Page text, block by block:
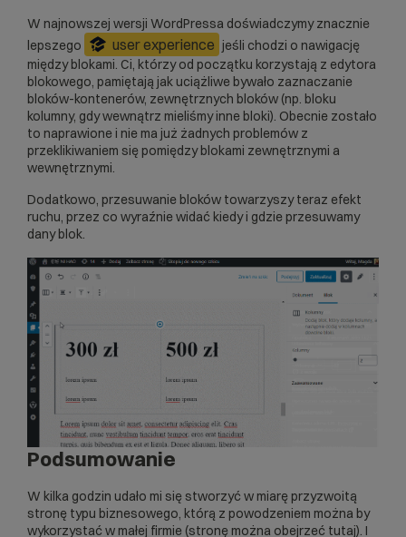
W najnowszej wersji WordPressa doświadczymy znacznie
lepszego
user experience jeśli chodzi o nawigację
między blokami. Ci, którzy od początku korzystają z edytora
blokowego, pamiętają jak uciążliwe bywało zaznaczanie
bloków-kontenerów, zewnętrznych bloków (np. bloku
kolumny, gdy wewnątrz mieliśmy inne bloki). Obecnie zostało
to naprawione i nie ma już żadnych problemów z
przeklikiwaniem się pomiędzy blokami zewnętrznymi a
wewnętrznymi.
Dodatkowo, przesuwanie bloków towarzyszy teraz efekt
ruchu, przez co wyraźnie widać kiedy i gdzie przesuwamy
dany blok.
Podsumowanie
W kilka godzin udało mi się stworzyć w miarę przyzwoitą
stronę typu biznesowego, którą z powodzeniem można by
wykorzystać w małej firmie (stronę można obejrzeć tutaj). I